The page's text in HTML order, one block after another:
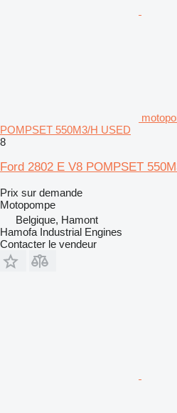
POMPSET 550M3/H USED
8
Ford 2802 E V8 POMPSET
Prix sur demande
Motopompe
Belgique, Hamont
Hamofa Industrial Engines
Contacter le vendeur